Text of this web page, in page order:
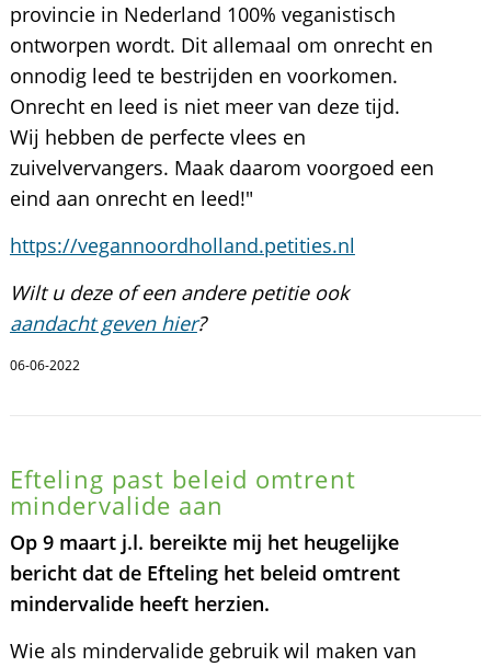
provincie in Nederland 100% veganistisch
ontworpen wordt. Dit allemaal om onrecht en
onnodig leed te bestrijden en voorkomen.
Onrecht en leed is niet meer van deze tijd.
Wij hebben de perfecte vlees en
zuivelvervangers. Maak daarom voorgoed een
eind aan onrecht en leed!"
https://vegannoordholland.petities.nl
Wilt u deze of een andere petitie ook
aandacht geven hier?
06-06-2022
Efteling past beleid omtrent
mindervalide aan
Op 9 maart j.l. bereikte mij het heugelijke
bericht dat de Efteling het beleid omtrent
mindervalide heeft herzien.
Wie als mindervalide gebruik wil maken van